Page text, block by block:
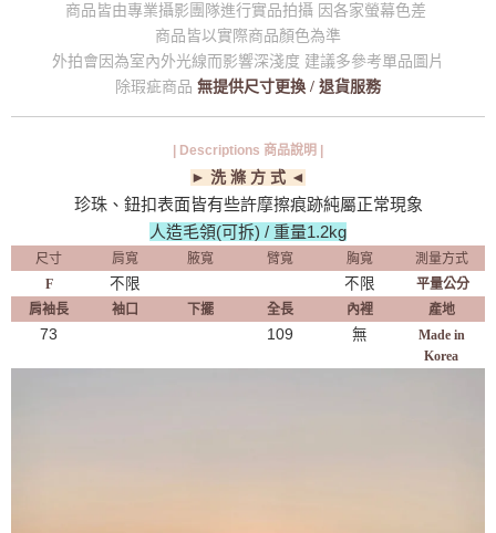
商品皆由專業攝影團隊進行實品拍攝 因各家螢幕色差
商品皆以實際商品顏色為準
外拍會因為室內外光線而影響深淺度 建議多參考單品圖片
除瑕疵商品 無提供尺寸更換 / 退貨服務
| Descriptions 商品說明 |
► 洗 滌 方 式 ◄
珍珠、鈕扣表面皆有些許摩擦痕跡純屬正常現象
人造毛領(可拆) / 重量1.2kg
尺寸 肩寬 腋寬 臂寬 胸寬
測量方式
F
不限 不限
平量公分
肩袖長 袖口 下擺 全長 內裡 產地
73 109 無
Made in
Korea